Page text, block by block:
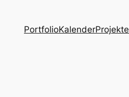
PortfolioKalenderProjekte